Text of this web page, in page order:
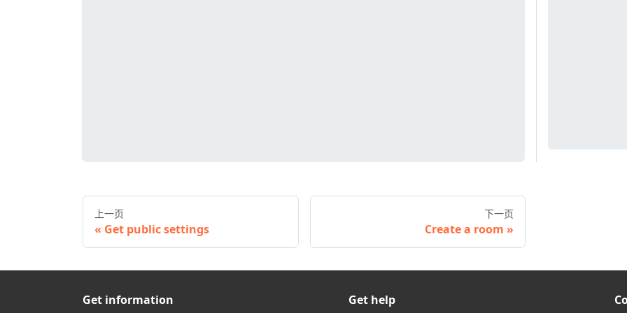
上一页
Get public settings
下一页
Create a room
Get information Get help